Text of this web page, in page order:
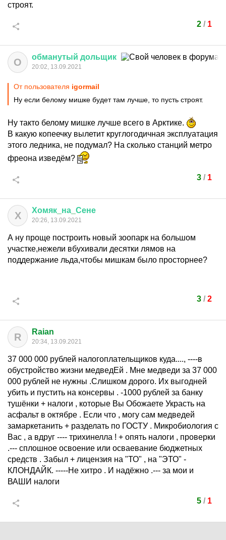
строят.
2/ 1
О обманутый дольщик
20:02, 13.09.2021
От пользователя igormail
Ну если белому мишке будет там лучше, то пусть строят.
Ну такто белому мишке лучше всего в Арктике.
В какую копеечку вылетит круглогодичная эксплуатация
этого ледника, не подумал? На сколько станций метро
фреона изведём?
3/ 1
Х Хомяк на Сене
20:26, 13.09.2021
А ну проще построить новый зоопарк на большом
участке,нежели вбухивали десятки лямов на
поддержание льда,чтобы мишкам было просторнее?
3/ 2
R Raian
20:34, 13.09.2021
37 000 000 рублей налогоплательщиков куда...., ----в
обустройство жизни медведЕй . Мне медведи за 37 000
000 рублей не нужны .Слишком дорого. Их выгодней
убить и пустить на консервы . -1000 рублей за банку
тушёнки + налоги , которые Вы Обожаете Украсть на
асфальт в октябре . Если что , могу сам медведей
замаркетанить + разделать по ГОСТУ . Микробиология с
Вас , а вдруг ---- трихинелла ! + опять налоги , проверки
.--- сплошное освоение или осваевание бюджетных
средств . Забыл + лицензия на "ТО" , на "ЭТО" -
КЛОНДАЙК. -----Не хитро . И надёжно .--- за мои и
ВАШИ налоги
5/ 1